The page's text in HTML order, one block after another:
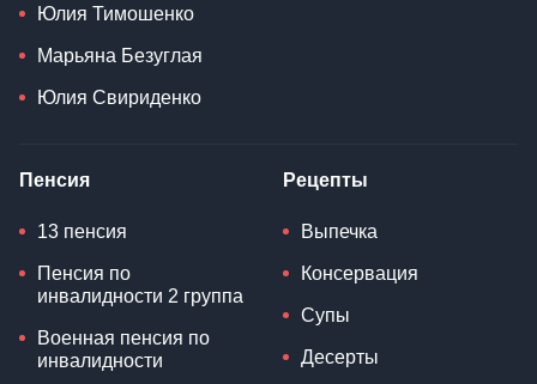
Юлия Тимошенко
Марьяна Безуглая
Юлия Свириденко
Пенсия
13 пенсия
Пенсия по
инвалидности 2 группа
Военная пенсия по
инвалидности
Рецепты
Выпечка
Консервация
Супы
Десерты